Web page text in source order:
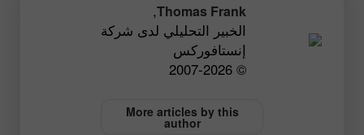
Thomas Frank
,
الخبير التحليلي لدى شركة
إنستافوركس
© 2007-2026
More articles by this
author